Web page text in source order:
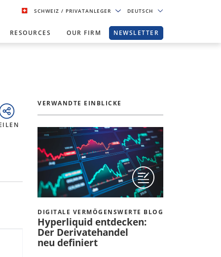
SCHWEIZ/ PRIVATANLEGER DEUTSCH
RESOURCES OUR FIRM NEWSLETTER
VERWANDTE EINBLICKE
DIGITALE VERMÖGENSWERTE BLOG
Hyperliquid entdecken:
Der Derivatehandel
neu definiert